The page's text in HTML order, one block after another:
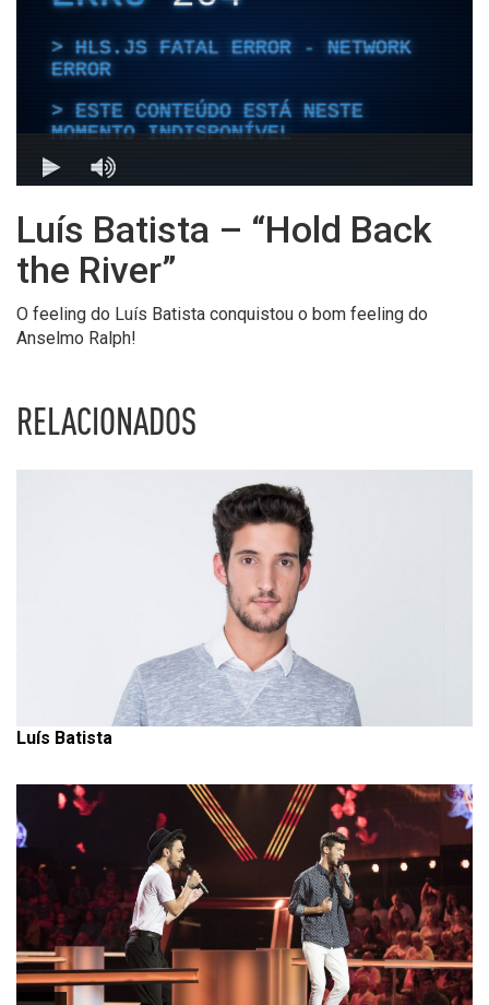
Luís Batista – “Hold Back
the River”
O feeling do Luís Batista conquistou o bom feeling do
Anselmo Ralph!
RELACIONADOS
Luís Batista